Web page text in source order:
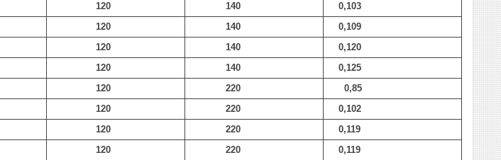
120 140
0,103
120 140
0,109
120 140
0,120
120 140
0,125
120 220
0,85
120 220
0,102
120 220
0,119
120 220
0,119